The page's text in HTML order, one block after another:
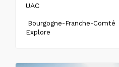
UAC
Bourgogne-Franche-Comté
Explore